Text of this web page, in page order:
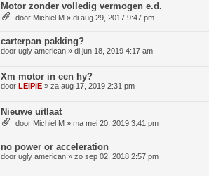
Motor zonder volledig vermogen e.d.
door Michiel M » di aug 29, 2017 9:47 pm
carterpan pakking?
door ugly american » di jun 18, 2019 4:17 am
Xm motor in een hy?
door LEiPiE » za aug 17, 2019 2:31 pm
Nieuwe uitlaat
door Michiel M » ma mei 20, 2019 3:41 pm
no power or acceleration
door ugly american » zo sep 02, 2018 2:57 pm